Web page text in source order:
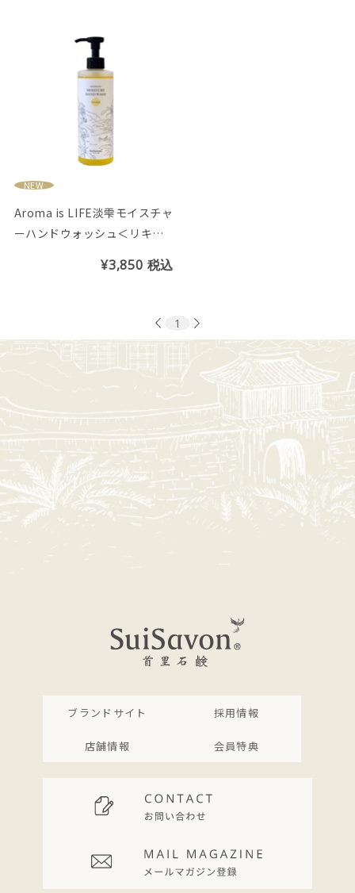
NEW
Aroma is LIFE淡雫モイスチャ
ーハンドウォッシュ＜リキッ
¥3,850 税込
1
ブランドサイト 採用情報
店舗情報 会員特典